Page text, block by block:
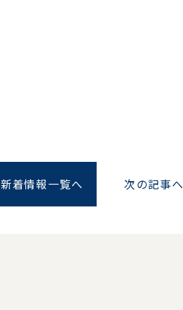
新着情報一覧へ 次の記事へ